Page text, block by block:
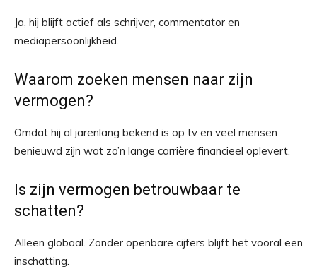
Ja, hij blijft actief als schrijver, commentator en
mediapersoonlijkheid.
Waarom zoeken mensen naar zijn
vermogen?
Omdat hij al jarenlang bekend is op tv en veel mensen
benieuwd zijn wat zo’n lange carrière financieel oplevert.
Is zijn vermogen betrouwbaar te
schatten?
Alleen globaal. Zonder openbare cijfers blijft het vooral een
inschatting.